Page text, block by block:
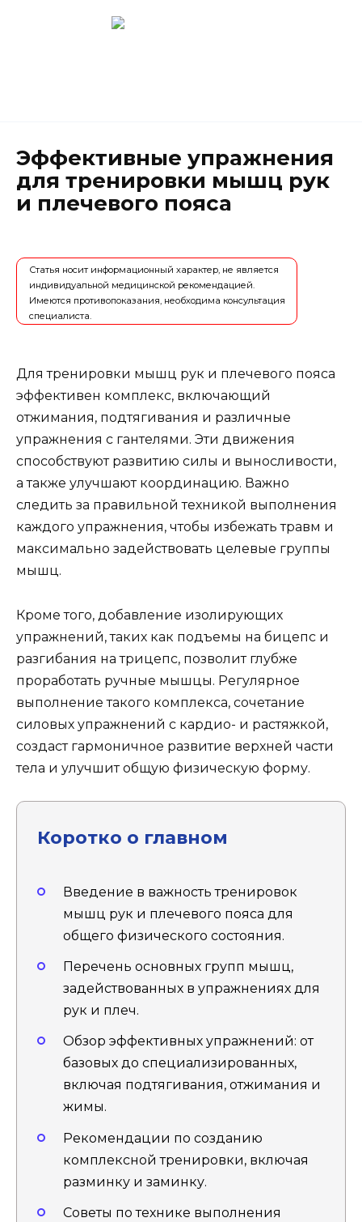
Эффективные упражнения
для тренировки мышц рук
и плечевого пояса
Статья носит информационный характер, не является
индивидуальной медицинской рекомендацией.
Имеются противопоказания, необходима консультация
специалиста.
Для тренировки мышц рук и плечевого пояса
эффективен комплекс, включающий
отжимания, подтягивания и различные
упражнения с гантелями. Эти движения
способствуют развитию силы и выносливости,
а также улучшают координацию. Важно
следить за правильной техникой выполнения
каждого упражнения, чтобы избежать травм и
максимально задействовать целевые группы
мышц.
Кроме того, добавление изолирующих
упражнений, таких как подъемы на бицепс и
разгибания на трицепс, позволит глубже
проработать ручные мышцы. Регулярное
выполнение такого комплекса, сочетание
силовых упражнений с кардио- и растяжкой,
создаст гармоничное развитие верхней части
тела и улучшит общую физическую форму.
Коротко о главном
Введение в важность тренировок
мышц рук и плечевого пояса для
общего физического состояния.
Перечень основных групп мышц,
задействованных в упражнениях для
рук и плеч.
Обзор эффективных упражнений: от
базовых до специализированных,
включая подтягивания, отжимания и
жимы.
Рекомендации по созданию
комплексной тренировки, включая
разминку и заминку.
Советы по технике выполнения